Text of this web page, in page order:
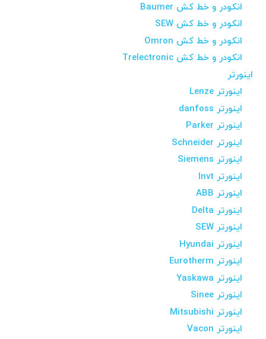
انکودر و خط کش Baumer
انکودر و خط کش SEW
انکودر و خط کش Omron
انکودر و خط کش Trelectronic
اینورتر
اینورتر Lenze
اینورتر danfoss
اینورتر Parker
اینورتر Schneider
اینورتر Siemens
اینورتر Invt
اینورتر ABB
اینورتر Delta
اینورتر SEW
اینورتر Hyundai
اینورتر Eurotherm
اینورتر Yaskawa
اینورتر Sinee
اینورتر Mitsubishi
اینورتر Vacon